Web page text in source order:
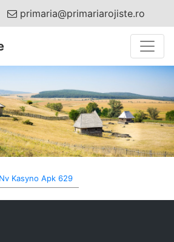
primaria@primariarojiste.ro
Nv Kasyno Apk 629